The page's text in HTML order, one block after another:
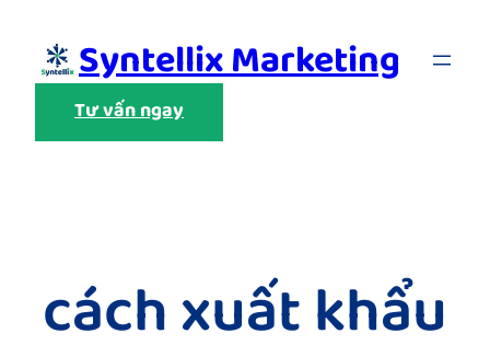
content Syntellix Marketing
Tư vấn ngay
cách xuất khẩu